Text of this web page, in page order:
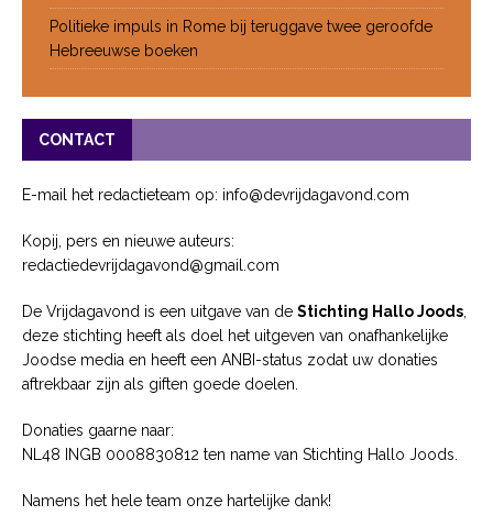
Politieke impuls in Rome bij teruggave twee geroofde
Hebreeuwse boeken
CONTACT
E-mail het redactieteam op: info@devrijdagavond.com
Kopij, pers en nieuwe auteurs:
redactiedevrijdagavond@gmail.com
De Vrijdagavond is een uitgave van de Stichting Hallo Joods
deze stichting heeft als doel het uitgeven van onafhankelijke
Joodse media en heeft een ANBI-status zodat uw donaties
aftrekbaar zijn als giften goede doelen.
Donaties gaarne naar:
NL48 INGB 0008830812 ten name van Stichting Hallo Joods.
Namens het hele team onze hartelijke dank!